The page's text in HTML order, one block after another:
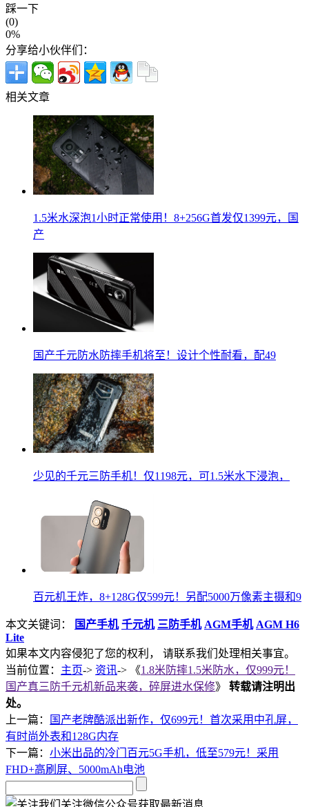
踩一下
(0)
0%
分享给小伙伴们：
相关文章
1.5米水深泡1小时正常使用！8+256G首发仅1399元，国
产
国产千元防水防摔手机将至！设计个性耐看，配49
少见的千元三防手机！仅1198元，可1.5米水下浸泡，
百元机王炸，8+128G仅599元！另配5000万像素主摄和9
本文关键词： 国产手机 千元机 三防手机 AGM手机 AGM H6
Lite
如果本文内容侵犯了您的权利， 请联系我们处理相关事宜。
当前位置： 主页-> 资讯-> 《1.8米防摔1.5米防水，仅999元！
国产真三防千元机新品来袭，碎屏进水保修》 转载请注明出
处。
上一篇：
国产老牌酷派出新作，仅699元！首次采用中孔屏，
有时尚外表和128G内存
下一篇： 小米出品的冷门百元5G手机，低至579元！采用
FHD+高刷屏、5000mAh电池
关注微信公众号获取最新消息